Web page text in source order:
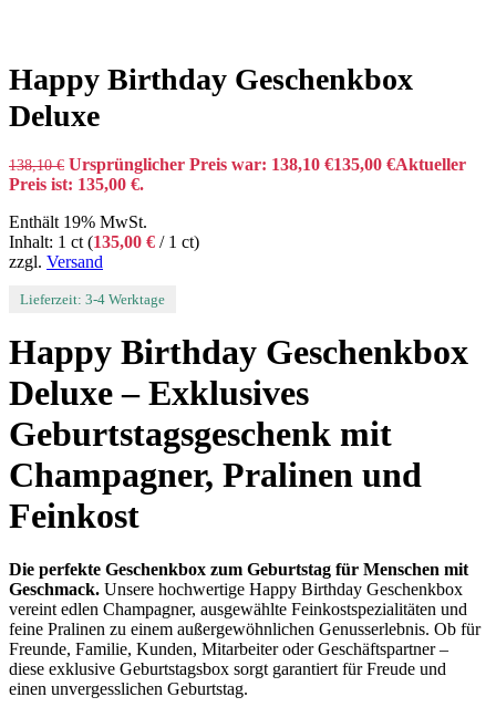
Happy Birthday Geschenkbox
Deluxe
138,10€ Ursprünglicher Preis war: 138,10 €135,00 €Aktueller
Preis ist: 135,00 €.
Enthält 19% MwSt.
Inhalt: 1 ct (135,00 € / 1 ct)
zzgl. Versand
Lieferzeit: 3-4 Werktage
Happy Birthday Geschenkbox
Deluxe – Exklusives
Geburtstagsgeschenk mit
Champagner, Pralinen und
Feinkost
Die perfekte Geschenkbox zum Geburtstag für Menschen mit
Geschmack. Unsere hochwertige Happy Birthday Geschenkbox
vereint edlen Champagner, ausgewählte Feinkostspezialitäten und
feine Pralinen zu einem außergewöhnlichen Genusserlebnis. Ob für
Freunde, Familie, Kunden, Mitarbeiter oder Geschäftspartner –
diese exklusive Geburtstagsbox sorgt garantiert für Freude und
einen unvergesslichen Geburtstag.